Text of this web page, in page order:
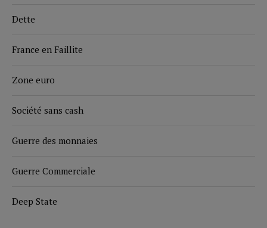
Dette
France en Faillite
Zone euro
Société sans cash
Guerre des monnaies
Guerre Commerciale
Deep State